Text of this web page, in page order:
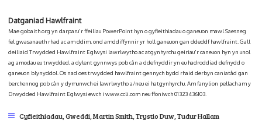
Datganiad Hawlfraint
Mae gobaith.org yn darparu'r ffeiliau PowerPoint hyn o gyfieithiadau o ganeuon mawl Saesneg
fel gwasanaeth rhad ac am ddim, ond amddiffynnir yr holl ganeuon gan ddeddf hawlfraint. Gall
deiliaid Trwydded Hawlfraint Eglwysi lawrlwytho ac atgynhyrchu geiriau'r caneuon hyn yn unol
ag amodau eu trwydded, a dylent gynnwys pob cân a ddefnyddir yn eu hadroddiad defnydd o
ganeuon blynyddol. Os nad oes trwydded hawlfraint gennych bydd rhaid derbyn caniatâd gan
berchennog pob cân y dymunwch ei lawrlwytho a/neu ei hatgynhyrchu. Am fanylion pellach am y
Drwydded Hawlfraint Eglwysi ewch i www.ccli.com neu ffoniwch 01323 436103.
Cyfieithiadau Gweddi Martin Smith Trystio Duw Tudur Hallam